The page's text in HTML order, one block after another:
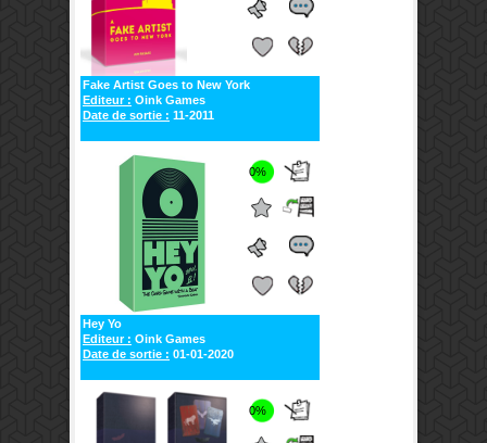
Fake Artist Goes to New York
Editeur : Oink Games
Date de sortie : 11-2011
0%
Hey Yo
Editeur : Oink Games
Date de sortie : 01-01-2020
0%